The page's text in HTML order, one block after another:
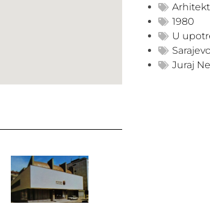
1980
U
Juraj